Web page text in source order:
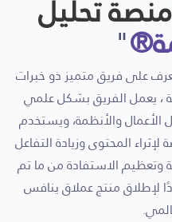
منصة تحليل
"
على فريق متميز ذو خبرات
، يعمل الفريق بشكل علمي
والأنظمة، ويستخدم
المحتوى وزيادة التفاعل
وتعظيم الاستفادة من ما تم
لإطلاق منتج عملاق ينافس